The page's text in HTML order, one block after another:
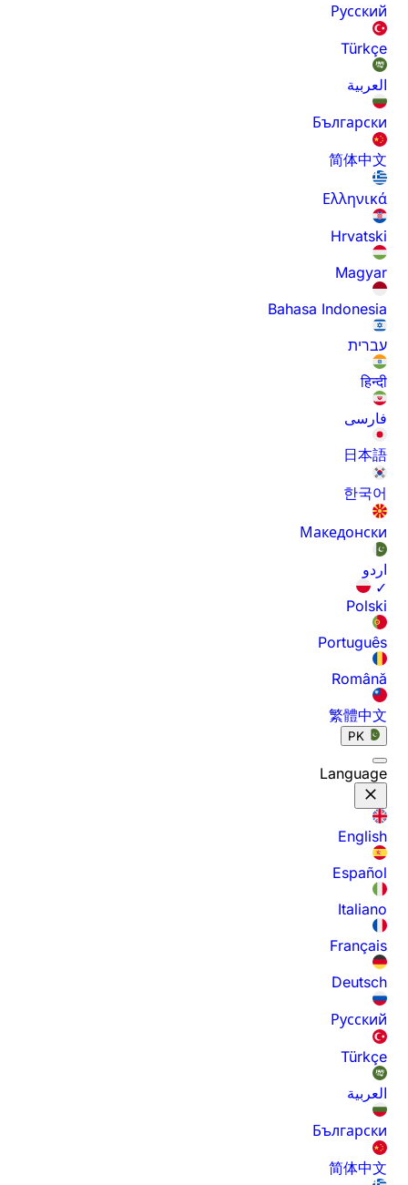
Русский
Türkçe
العربية
Български
简体中文
Ελληνικά
Hrvatski
Magyar
Bahasa Indonesia
עברית
हिन्दी
فارسی
日本語
한국어
Македонски
اردو
✓
Polski
Português
Română
繁體中文
PK
Language
English
Español
Italiano
Français
Deutsch
Русский
Türkçe
العربية
Български
简体中文